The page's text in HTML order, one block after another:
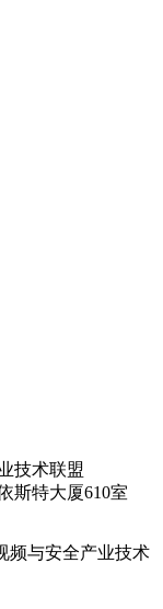
技术联盟
斯特大厦610室
频与安全产业技术